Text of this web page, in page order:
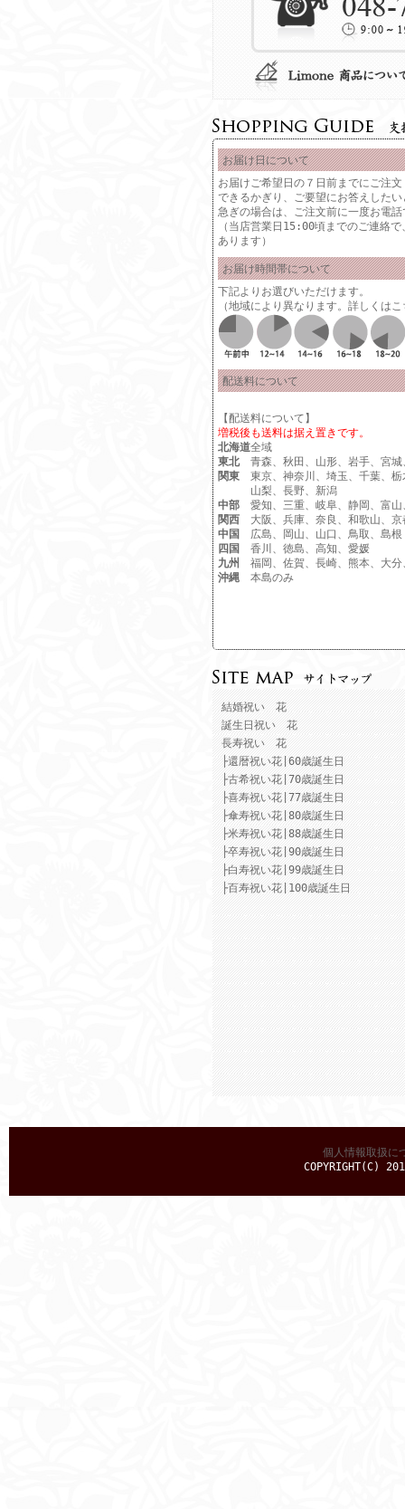
お届け日について
お届けご希望日の７日前までにご注
できるかぎり、ご要望にお答えした
急ぎの場合は、ご注文前に一度お電
（当店営業日15:00頃までのご連絡
あります）
お届け時間帯について
下記よりお選びいただけます。
（地域により異なります。詳しくはこ
配送料について
【配送料について】
増税後も送料は据え置きです。
北海道全域
東北
青森、秋田、山形、岩手、宮城
関東
東京、神奈川、埼玉、千葉、
山梨、長野、新潟
中部
愛知、三重、岐阜、静岡、富
関西
大阪、兵庫、奈良、和歌山、
中国
広島、岡山、山口、鳥取、島根
四国
香川、徳島、高知、愛媛
九州
福岡、佐賀、長崎、熊本、大
沖縄
本島のみ
結婚祝い 花
誕生日祝い 花
長寿祝い 花
├還暦祝い花|60歳誕生日
├古希祝い花|70歳誕生日
├喜寿祝い花|77歳誕生日
├傘寿祝い花|80歳誕生日
├米寿祝い花|88歳誕生日
├卒寿祝い花|90歳誕生日
├白寿祝い花|99歳誕生日
├百寿祝い花|100歳誕生日
個人情報取扱に
COPYRIGHT(C)